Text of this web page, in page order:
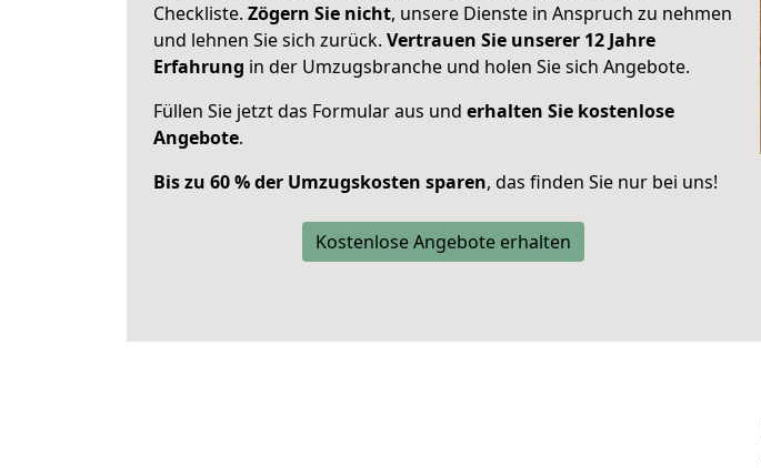
Checkliste. Zögern Sie nicht, unsere Dienste in Anspruch zu nehmen
und lehnen Sie sich zurück. Vertrauen Sie unserer 12 Jahre
Erfahrung in der Umzugsbranche und holen Sie sich Angebote.
Füllen Sie jetzt das Formular aus und erhalten Sie kostenlose
Angebote.
Bis zu 60 % der Umzugskosten sparen, das finden Sie nur bei uns!
Kostenlose Angebote erhalten